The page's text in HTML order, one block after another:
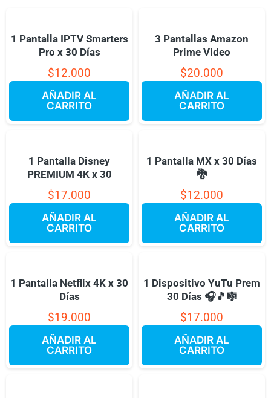
1 Pantalla IPTV Smarters
Pro x 30 Días
$12.000
AÑADIR AL
CARRITO
3 Pantallas Amazon
Prime Video
$20.000
AÑADIR AL
CARRITO
1 Pantalla Disney
PREMIUM 4K x 30
$17.000
AÑADIR AL
CARRITO
1 Pantalla MX x 30 Días
🐉
$12.000
AÑADIR AL
CARRITO
1 Pantalla Netflix 4K x 30
Días
$19.000
AÑADIR AL
CARRITO
1 Dispositivo YuTu Prem
30 Días 🎧🎵🎼
$17.000
AÑADIR AL
CARRITO